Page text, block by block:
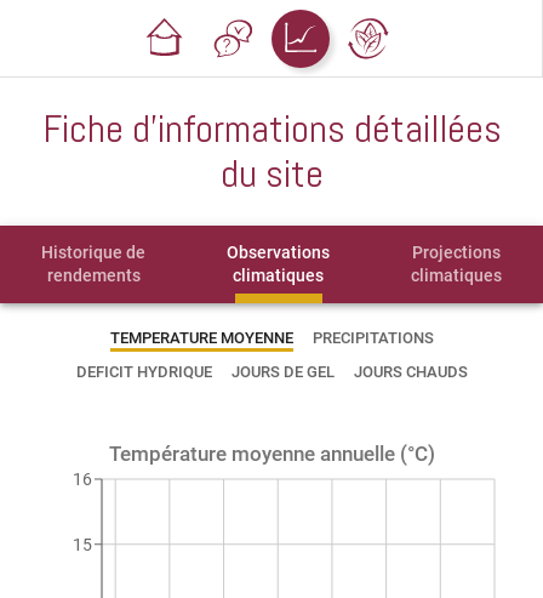
Fiche d'informations détaillées
du site
Historique de
rendements
Observations
climatiques
Projections
climatiques
TEMPERATURE MOYENNE
PRECIPITATIONS
DEFICIT HYDRIQUE
JOURS DE GEL JOURS CHAUDS
Température moyenne annuelle (°C)
15
16